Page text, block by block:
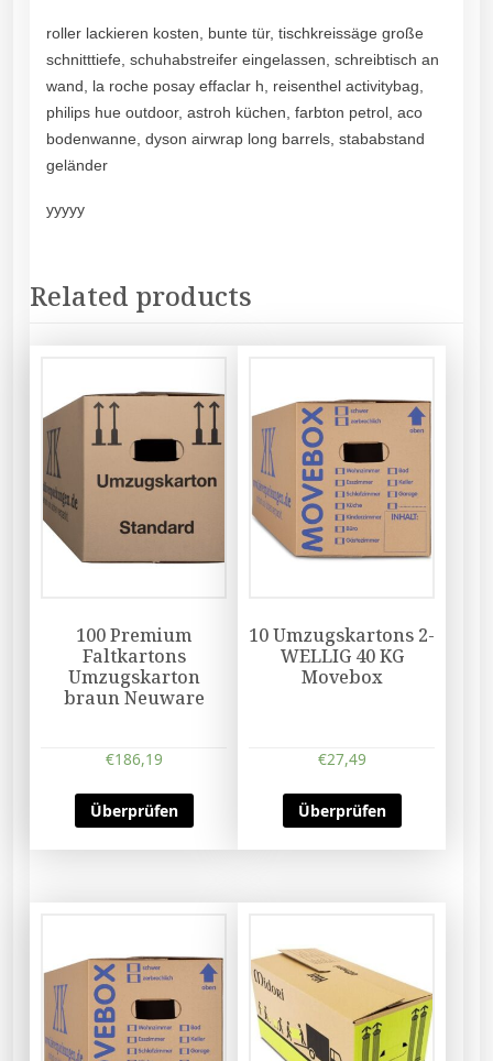
roller lackieren kosten, bunte tür, tischkreissäge große
schnitttiefe, schuhabstreifer eingelassen, schreibtisch an
wand, la roche posay effaclar h, reisenthel activitybag,
philips hue outdoor, astroh küchen, farbton petrol, aco
bodenwanne, dyson airwrap long barrels, stababstand
geländer
yyyyy
Related products
100 Premium
Faltkartons
Umzugskarton
braun Neuware
€186,19
Überprüfen
10 Umzugskartons 2-
WELLIG 40 KG
Movebox
€27,49
Überprüfen